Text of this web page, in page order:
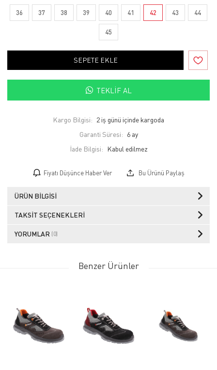
36 37 38 39 40 41 42 43 44
45
SEPETE EKLE
TEKLIF AL
Kargo Bilgisi: 2 iş günü içinde kargoda
Garanti Süresi: 6 ay
İade Bilgisi:
Fiyatı Düşünce Haber Ver Bu Ürünü Paylaş
ÜRÜN BILGISI
TAKSIT SEÇENEKLERI
YORUMLAR (0)
Benzer Ürünler